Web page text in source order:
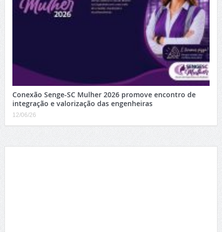
Conexão Senge-SC Mulher 2026 promove encontro de
integração e valorização das engenheiras
12/06/26